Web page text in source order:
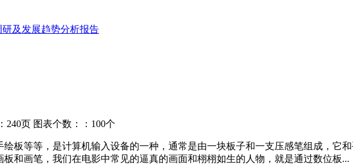
研及发展趋势分析报告
240页 图表个数：：100个
板等等，是计算机输入设备的一种，通常是由一块板子和一支压感笔组成，它
和画笔，我们在电影中常见的逼真的画面和栩栩如生的人物，就是通过数位板...